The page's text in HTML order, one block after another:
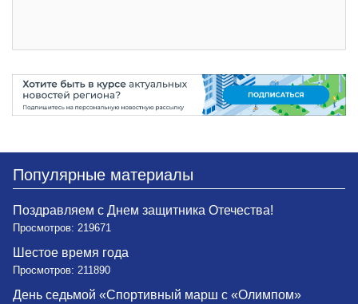
Популярные материалы
Поздравляем с Днем защитника Отечества!
Просмотров: 219671
Шестое время года
Просмотров: 211890
День седьмой «Спортивный марш с «Олимпом»